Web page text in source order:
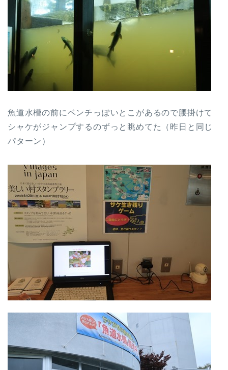
魚道水槽の前にベンチっぽいとこがあるので腰掛けて
シャケがジャンプするのずっと眺めてた（昨日と同じ
パターン）